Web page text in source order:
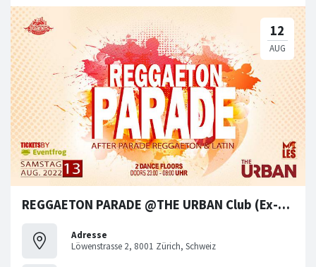
REGGAETON PARADE @THE URBAN Club (Ex-Vior Club Zürich)
Adresse
Löwenstrasse 2, 8001 Zürich, Schweiz